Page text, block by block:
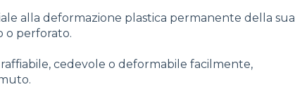
alla deformazione plastica permanente della sua
o perforato.
cedevole o deformabile facilmente,